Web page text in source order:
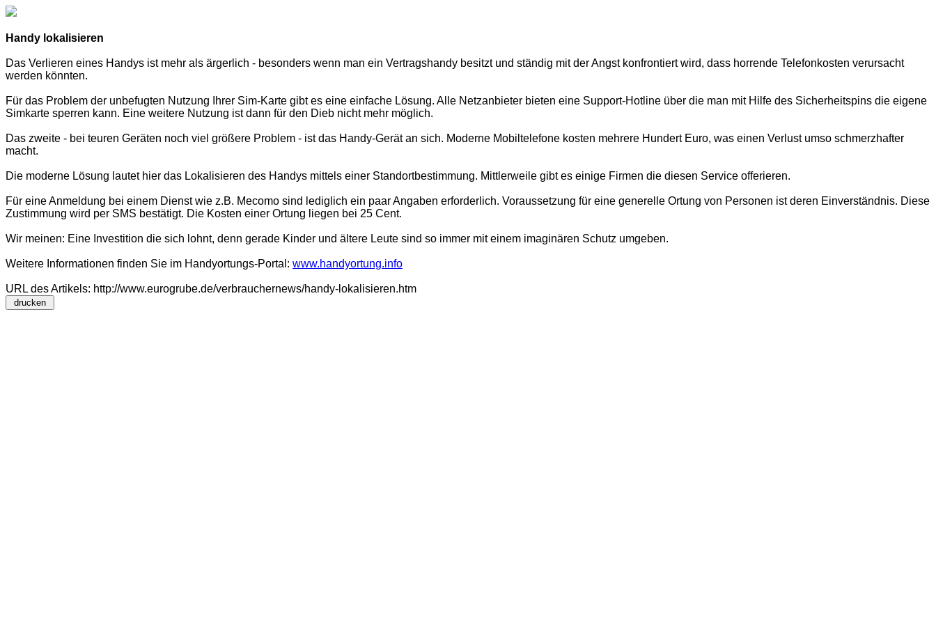
Handy lokalisieren
Das Verlieren eines Handys ist mehr als ärgerlich - besonders wenn man ein Vertragshandy besitzt und ständig mit der Angst konfrontiert wird, dass horrende Telefonkosten verursacht
werden könnten.
Für das Problem der unbefugten Nutzung Ihrer Sim-Karte gibt es eine einfache Lösung. Alle Netzanbieter bieten eine Support-Hotline über die man mit Hilfe des Sicherheitspins die eigene
Simkarte sperren kann. Eine weitere Nutzung ist dann für den Dieb nicht mehr möglich.
Das zweite - bei teuren Geräten noch viel größere Problem - ist das Handy-Gerät an sich. Moderne Mobiltelefone kosten mehrere Hundert Euro, was einen Verlust umso schmerzhafter
macht.
Die moderne Lösung lautet hier das Lokalisieren des Handys mittels einer Standortbestimmung. Mittlerweile gibt es einige Firmen die diesen Service offerieren.
Für eine Anmeldung bei einem Dienst wie z.B. Mecomo sind lediglich ein paar Angaben erforderlich. Voraussetzung für eine generelle Ortung von Personen ist deren Einverständnis. Diese
Zustimmung wird per SMS bestätigt. Die Kosten einer Ortung liegen bei 25 Cent.
Wir meinen: Eine Investition die sich lohnt, denn gerade Kinder und ältere Leute sind so immer mit einem imaginären Schutz umgeben.
Weitere Informationen finden Sie im Handyortungs-Portal: www.handyortung.info
URL des Artikels: http://www.eurogrube.de/verbrauchernews/handy-lokalisieren.htm